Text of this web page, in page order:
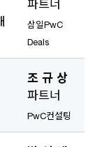
파트너
삼일PwC
Deals
조 규 상
파트너
PwC컨설팅